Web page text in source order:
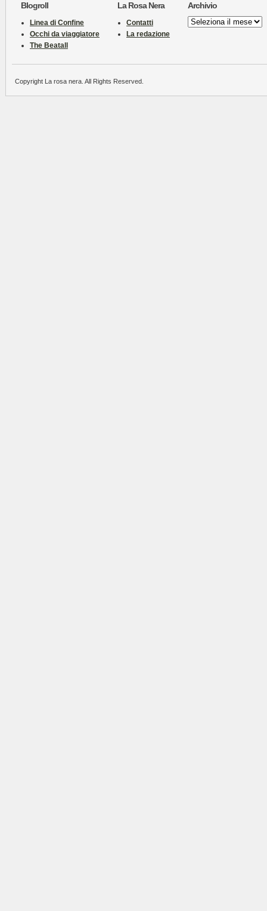
Blogroll
Linea di Confine
Occhi da viaggiatore
The Beatall
La Rosa Nera
Contatti
La redazione
Archivio
Archivio
Copyright La rosa nera. All Rights Reserved.